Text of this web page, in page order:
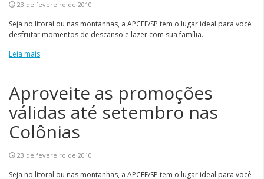
23 de fevereiro de 2010
Seja no litoral ou nas montanhas, a APCEF/SP tem o lugar ideal para você
desfrutar momentos de descanso e lazer com sua família.
Leia mais
Aproveite as promoções
válidas até setembro nas
Colônias
23 de fevereiro de 2010
Seja no litoral ou nas montanhas, a APCEF/SP tem o lugar ideal para você